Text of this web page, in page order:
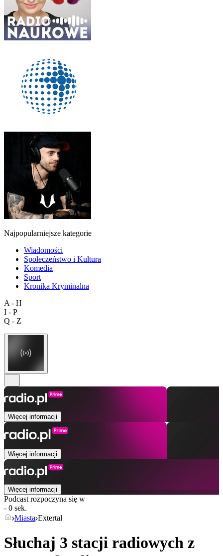
Najpopularniejsze kategorie
Wiadomości
Społeczeństwo i Kultura
Komedia
Sport
Kronika Kryminalna
A - H
I - P
Q - Z
Więcej informacji
Więcej informacji
Więcej informacji
Podcast rozpoczyna się w
- 0 sek.
Miasta Extertal
Słuchaj 3 stacji radiowych z